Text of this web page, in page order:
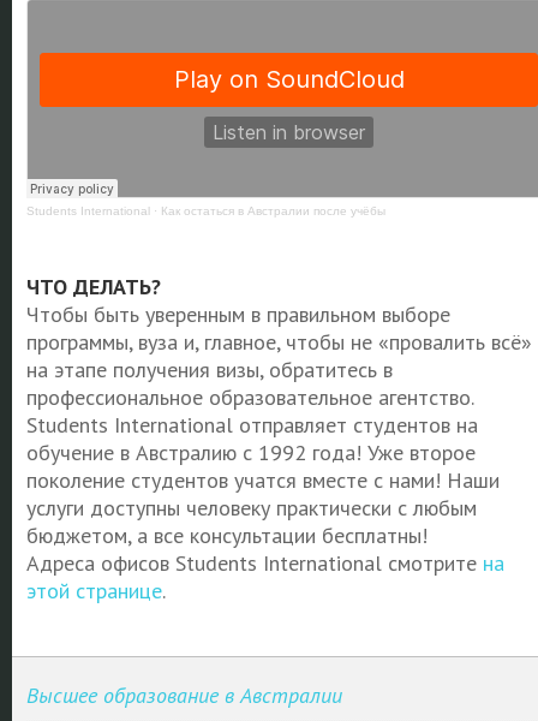
Students International· Как остаться в Австралии после учёбы
ЧТО ДЕЛАТЬ?
Чтобы быть уверенным в правильном выборе
программы, вуза и, главное, чтобы не «провалить всё»
на этапе получения визы, обратитесь в
профессиональное образовательное агентство.
Students International отправляет студентов на
обучение в Австралию с 1992 года! Уже второе
поколение студентов учатся вместе с нами! Наши
услуги доступны человеку практически с любым
бюджетом, а все консультации бесплатны!
Адреса офисов Students International смотрите на
этой странице.
Высшее образование в Австралии